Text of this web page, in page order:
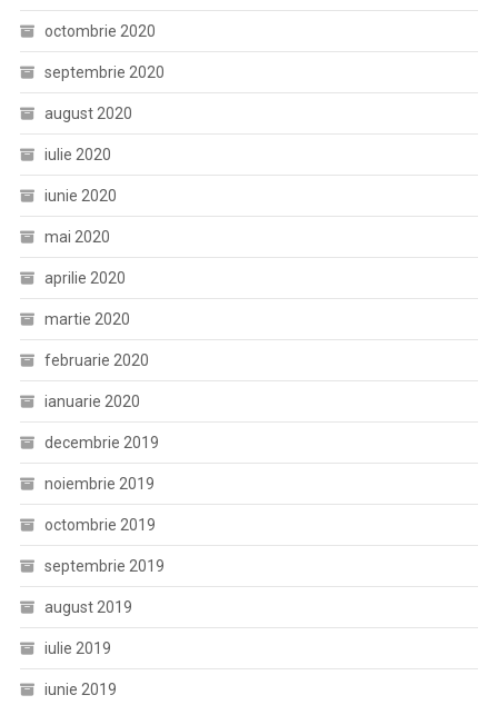
octombrie 2020
septembrie 2020
august 2020
iulie 2020
iunie 2020
mai 2020
aprilie 2020
martie 2020
februarie 2020
ianuarie 2020
decembrie 2019
noiembrie 2019
octombrie 2019
septembrie 2019
august 2019
iulie 2019
iunie 2019